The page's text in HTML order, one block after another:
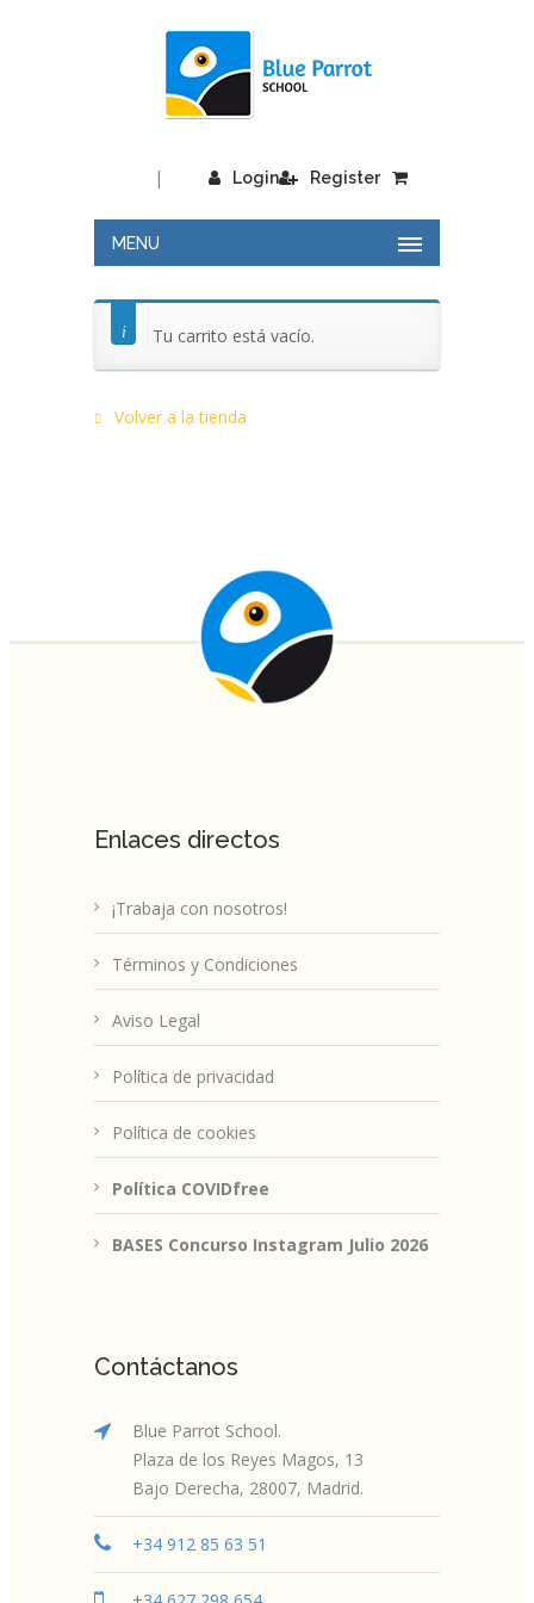
Login
| Register
MENU
Tu carrito está vacío.
Volver a la tienda
Enlaces directos
¡Trabaja con nosotros!
Términos y Condiciones
Aviso Legal
Política de privacidad
Política de cookies
Política COVIDfree
BASES Concurso Instagram Julio 2026
Contáctanos
Blue Parrot School.
Plaza de los Reyes Magos, 13
Bajo Derecha, 28007, Madrid.
+34 912 85 63 51